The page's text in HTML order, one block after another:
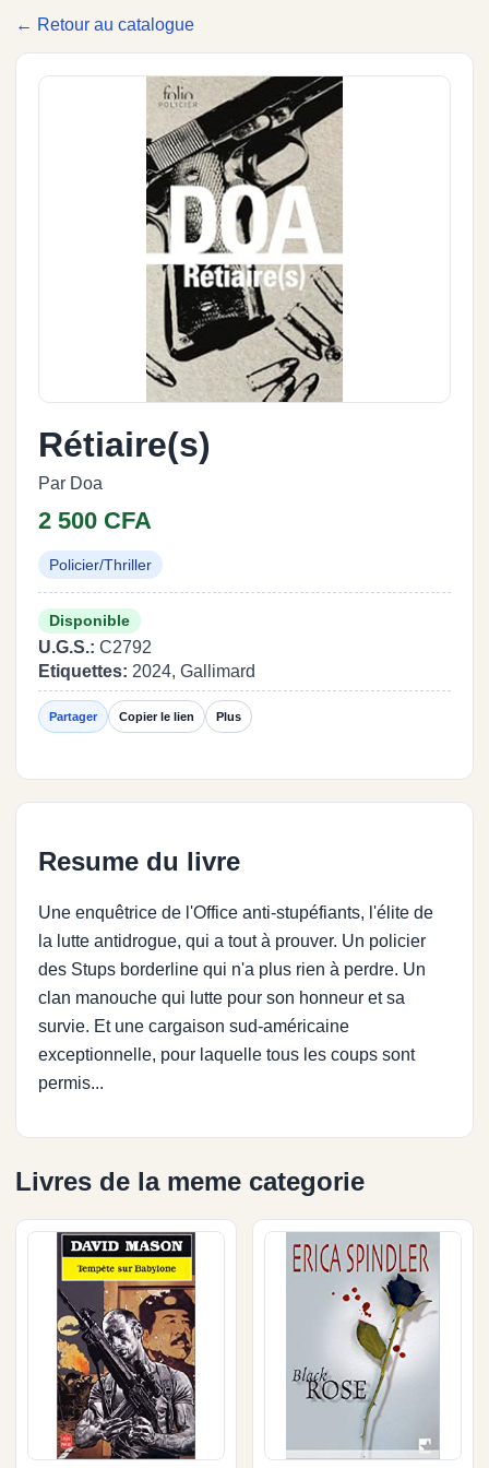
← Retour au catalogue
Rétiaire(s)
Par Doa
2 500 CFA
Policier/Thriller
Disponible
U.G.S.: C2792
Etiquettes: 2024, Gallimard
Partager Copier le lien Plus
Resume du livre
Une enquêtrice de l'Office anti-stupéfiants, l'élite de
la lutte antidrogue, qui a tout à prouver. Un policier
des Stups borderline qui n'a plus rien à perdre. Un
clan manouche qui lutte pour son honneur et sa
survie. Et une cargaison sud-américaine
exceptionnelle, pour laquelle tous les coups sont
permis...
Livres de la meme categorie